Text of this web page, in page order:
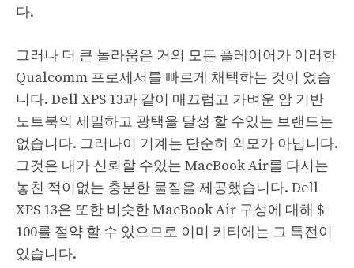
다.
그러나 더 큰 놀라움은 거의 모든 플레이어가 이러한
Qualcomm 프로세서를 빠르게 채택하는 것이 었습
니다. Dell XPS 13과 같이 매끄럽고 가벼운 암 기반
노트북의 세밀하고 광택을 달성 할 수있는 브랜드는
없습니다. 그러나이 기계는 단순히 외모가 아닙니다.
그것은 내가 신뢰할 수있는 MacBook Air를 다시는
놓친 적이없는 충분한 물질을 제공했습니다. Dell
XPS 13은 또한 비슷한 MacBook Air 구성에 대해 $
100를 절약 할 수 있으므로 이미 키티에는 그 특전이
있습니다.